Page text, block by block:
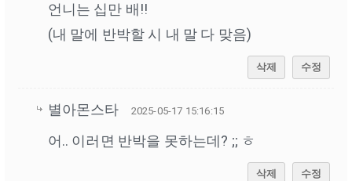
언니는 십만 배!!
(내 말에 반박할 시 내 말 다 맞음)
삭제 수정
별아몬스타 2025-05-17 15:16:15
어.. 이러면 반박을 못하는데? ;; ㅎ
삭제 수정